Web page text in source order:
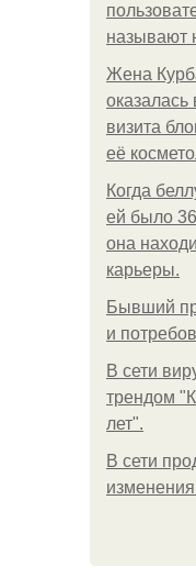
называют
Жена
оказалась
визита
её
Когда
ей было
она
карьеры.
Бывший
и
В сети
трендом
лет".
В сети